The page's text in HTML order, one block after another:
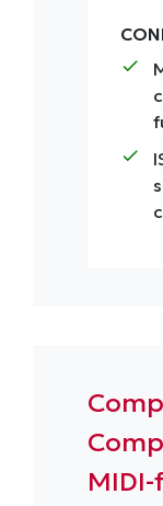
check
check